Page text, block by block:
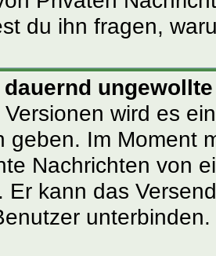
du ihn fragen,
wird es
geben. Im Moment
Nachrichten von
Er kann das
unterbinden.